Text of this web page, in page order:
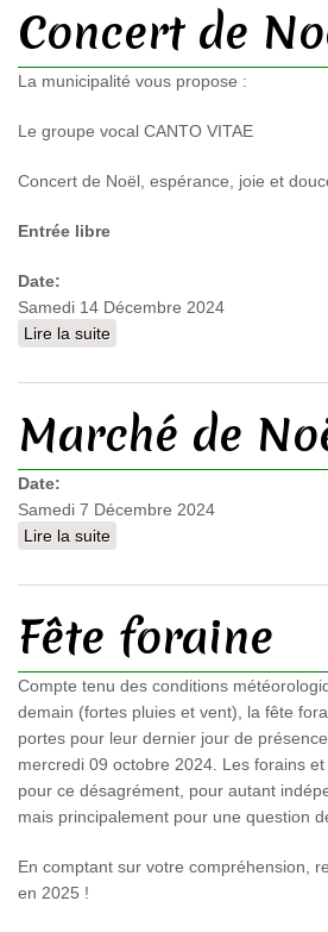
Concert de
La municipalité vous propose :
Le groupe vocal CANTO VITAE
Concert de Noël, espérance, joie et
Entrée libre
Date:
Samedi 14 Décembre 2024
Lire la suite
Marché de
Date:
Samedi 7 Décembre 2024
Lire la suite
Fête foraine
Compte tenu des conditions
demain (fortes pluies et vent), la fête
portes pour leur dernier jour de
mercredi 09 octobre 2024. Les forains
pour ce désagrément, pour autant
mais principalement pour une question
En comptant sur votre compréhension,
en 2025 !